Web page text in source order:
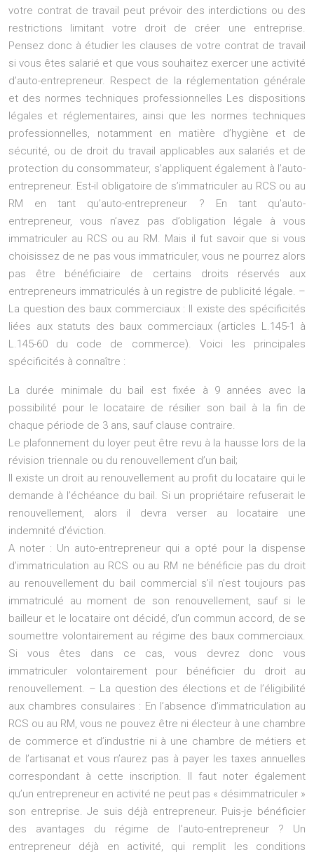
votre contrat de travail peut prévoir des interdictions ou des
restrictions limitant votre droit de créer une entreprise.
Pensez donc à étudier les clauses de votre contrat de travail
si vous êtes salarié et que vous souhaitez exercer une activité
d’auto-entrepreneur. Respect de la réglementation générale
et des normes techniques professionnelles Les dispositions
légales et réglementaires, ainsi que les normes techniques
professionnelles, notamment en matière d’hygiène et de
sécurité, ou de droit du travail applicables aux salariés et de
protection du consommateur, s’appliquent également à l’auto-
entrepreneur. Est-il obligatoire de s’immatriculer au RCS ou au
RM en tant qu’auto-entrepreneur ? En tant qu’auto-
entrepreneur, vous n’avez pas d’obligation légale à vous
immatriculer au RCS ou au RM. Mais il fut savoir que si vous
choisissez de ne pas vous immatriculer, vous ne pourrez alors
pas être bénéficiaire de certains droits réservés aux
entrepreneurs immatriculés à un registre de publicité légale. –
La question des baux commerciaux : Il existe des spécificités
liées aux statuts des baux commerciaux (articles L.145-1 à
L.145-60 du code de commerce). Voici les principales
spécificités à connaître :
La durée minimale du bail est fixée à 9 années avec la
possibilité pour le locataire de résilier son bail à la fin de
chaque période de 3 ans, sauf clause contraire.
Le plafonnement du loyer peut être revu à la hausse lors de la
révision triennale ou du renouvellement d’un bail;
Il existe un droit au renouvellement au profit du locataire qui le
demande à l’échéance du bail. Si un propriétaire refuserait le
renouvellement, alors il devra verser au locataire une
indemnité d’éviction.
A noter : Un auto-entrepreneur qui a opté pour la dispense
d’immatriculation au RCS ou au RM ne bénéficie pas du droit
au renouvellement du bail commercial s’il n’est toujours pas
immatriculé au moment de son renouvellement, sauf si le
bailleur et le locataire ont décidé, d’un commun accord, de se
soumettre volontairement au régime des baux commerciaux.
Si vous êtes dans ce cas, vous devrez donc vous
immatriculer volontairement pour bénéficier du droit au
renouvellement. – La question des élections et de l’éligibilité
aux chambres consulaires : En l’absence d’immatriculation au
RCS ou au RM, vous ne pouvez être ni électeur à une chambre
de commerce et d’industrie ni à une chambre de métiers et
de l’artisanat et vous n’aurez pas à payer les taxes annuelles
correspondant à cette inscription. Il faut noter également
qu’un entrepreneur en activité ne peut pas « désimmatriculer »
son entreprise. Je suis déjà entrepreneur. Puis-je bénéficier
des avantages du régime de l’auto-entrepreneur ? Un
entrepreneur déjà en activité, qui remplit les conditions